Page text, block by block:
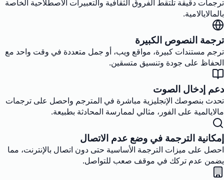
ترجمات دقيقة تلتقط الفروق الثقافية والتعبيرات الأصطلاحية الخاصة
بالمالايالامية.
ترجمة النصوص الكبيرة
ترجم مستندات كبيرة، مواقع ويب، أو جمل متعددة في وقت واحد مع
الحفاظ على جودة وتنسيق متسقين.
دعم إدخال الصوت
تحدث بنصوصك الإنجليزية مباشرة في المترجم واحصل على ترجمات
مالايالمية على الفور، مثالي لممارسة المحادثة بطبيعة.
إمكانية الترجمة في وضع عدم الاتصال
احصل على ميزات الترجمة الأساسية حتى دون اتصال بالإنترنت، مما
يضمن عدم تركك في موقف صعب للتواصل.